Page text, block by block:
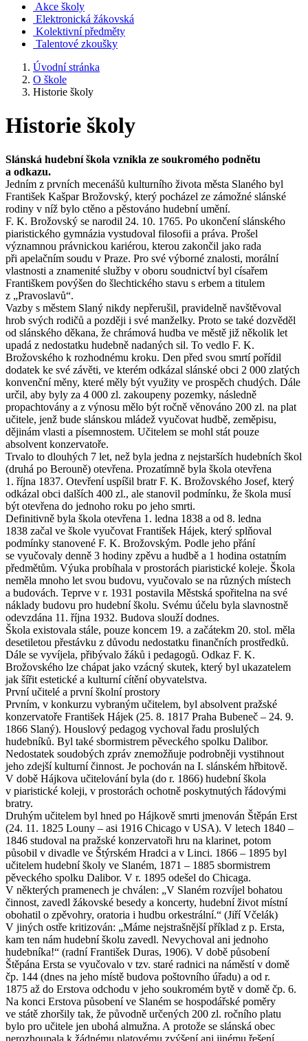
Akce školy
Elektronická žákovská
Kolektivní předměty
Talentové zkoušky
Úvodní stránka
O škole
Historie školy
Historie školy
Slánská hudební škola vznikla ze soukromého podnětu
a odkazu.
Jedním z prvních mecenášů kulturního života města Slaného byl
František Kašpar Brožovský, který pocházel ze zámožné slánské
rodiny v níž bylo ctěno a pěstováno hudební umění.
F. K. Brožovský se narodil 24. 10. 1765. Po ukončení slánského
piaristického gymnázia vystudoval filosofii a práva. Prošel
významnou právnickou kariérou, kterou zakončil jako rada
při apelačním soudu v Praze. Pro své výborné znalosti, morální
vlastnosti a znamenité služby v oboru soudnictví byl císařem
Františkem povýšen do šlechtického stavu s erbem a titulem
z „Pravoslavů“.
Vazby s městem Slaný nikdy nepřerušil, pravidelně navštěvoval
hrob svých rodičů a později i své manželky. Proto se také dozvěděl
od slánského děkana, že chrámová hudba ve městě již několik let
upadá z nedostatku hudebně nadaných sil. To vedlo F. K.
Brožovského k rozhodnému kroku. Den před svou smrtí pořídil
dodatek ke své závěti, ve kterém odkázal slánské obci 2 000 zlatých
konvenční měny, které měly být využity ve prospěch chudých. Dále
určil, aby byly za 4 000 zl. zakoupeny pozemky, následně
propachtovány a z výnosu mělo být ročně věnováno 200 zl. na plat
učitele, jenž bude slánskou mládež vyučovat hudbě, zeměpisu,
dějinám vlasti a písemnostem. Učitelem se mohl stát pouze
absolvent konzervatoře.
Trvalo to dlouhých 7 let, než byla jedna z nejstarších hudebních škol
(druhá po Berouně) otevřena. Prozatímně byla škola otevřena
1. října 1837. Otevření uspíšil bratr F. K. Brožovského Josef, který
odkázal obci dalších 400 zl., ale stanovil podmínku, že škola musí
být otevřena do jednoho roku po jeho smrti.
Definitivně byla škola otevřena 1. ledna 1838 a od 8. ledna
1838 začal ve škole vyučovat František Hájek, který splňoval
podmínky stanovené F. K. Brožovským. Podle jeho přání
se vyučovaly denně 3 hodiny zpěvu a hudbě a 1 hodina ostatním
předmětům. Výuka probíhala v prostorách piaristické koleje. Škola
neměla mnoho let svou budovu, vyučovalo se na různých místech
a budovách. Teprve v r. 1931 postavila Městská spořitelna na své
náklady budovu pro hudební školu. Svému účelu byla slavnostně
odevzdána 11. října 1932. Budova slouží dodnes.
Škola existovala stále, pouze koncem 19. a začátekm 20. stol. měla
desetiletou přestávku z důvodu nedostatku finančních prostředků.
Dále se vyvíjela, přibývalo žáků i pedagogů. Odkaz F. K.
Brožovského lze chápat jako vzácný skutek, který byl ukazatelem
jak šířit estetické a kulturní cítění obyvatelstva.
První učitelé a první školní prostory
Prvním, v konkurzu vybraným učitelem, byl absolvent pražské
konzervatoře František Hájek (25. 8. 1817 Praha Bubeneč – 24. 9.
1866 Slaný). Houslový pedagog vychoval řadu proslulých
hudebníků. Byl také sbormistrem pěveckého spolku Dalibor.
Nedostatek soudobých zpráv znemožňuje podrobněji vystihnout
jeho zdejší kulturní činnost. Je pochován na I. slánském hřbitově.
V době Hájkova učitelování byla (do r. 1866) hudební škola
v piaristické koleji, v prostorách ochotně poskytnutých řádovými
bratry.
Druhým učitelem byl hned po Hájkově smrti jmenován Štěpán Erst
(24. 11. 1825 Louny – asi 1916 Chicago v USA). V letech 1840 –
1846 studoval na pražské konzervatoři hru na klarinet, potom
působil v divadle ve Štýrském Hradci a v Linci. 1866 – 1895 byl
učitelem hudební školy ve Slaném, 1871 – 1885 sbormistrem
pěveckého spolku Dalibor. V r. 1895 odešel do Chicaga.
V některých pramenech je chválen: „V Slaném rozvíjel bohatou
činnost, zavedl žákovské besedy a koncerty, hudební život místní
obohatil o zpěvohry, oratoria i hudbu orkestrální.“ (Jiří Včelák)
V jiných ostře kritizován: „Máme nejstrašnější příklad z p. Ersta,
kam ten nám hudební školu zavedl. Nevychoval ani jednoho
hudebníka!“ (radní František Duras, 1906). V době působení
Štěpána Ersta se vyučovalo v tzv. staré radnici na náměstí v domě
čp. 144 (dnes na jeho místě budova poštovního úřadu) a od r.
1875 až do Erstova odchodu v jeho soukromém bytě v domě čp. 6.
Na konci Erstova působení ve Slaném se hospodářské poměry
ve státě zhoršily tak, že původně určených 200 zl. ročního platu
bylo pro učitele jen ubohá almužna. A protože se slánská obec
nerozhoupala k žádnému platovému zvýšení ani jinému řešení,